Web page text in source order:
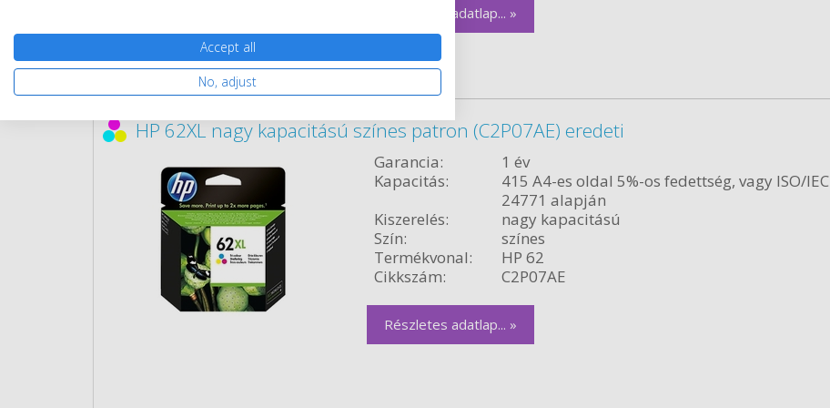
Részletes adatlap... »
HP 62XL nagy kapacitású színes patron (C2P07AE) eredeti
Garancia:
1 év
Kapacitás:
415 A4-es oldal 5%-os fedettség, vagy ISO/IEC
24771 alapján
Kiszerelés:
nagy kapacitású
Szín:
színes
Termékvonal:
HP 62
Cikkszám:
C2P07AE
Részletes adatlap... »
Accept all
No, adjust